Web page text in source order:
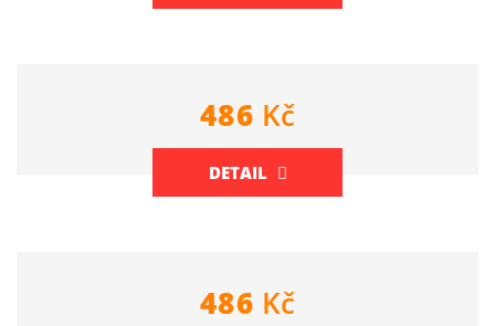
486 Kč
DETAIL
486 Kč